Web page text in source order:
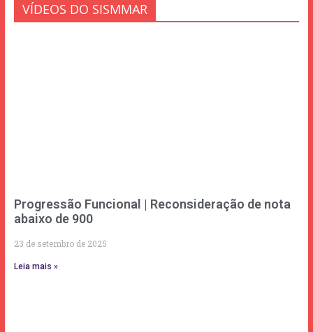
VÍDEOS DO SISMMAR
Progressão Funcional | Reconsideração de nota
abaixo de 900
23 de setembro de 2025
Leia mais »